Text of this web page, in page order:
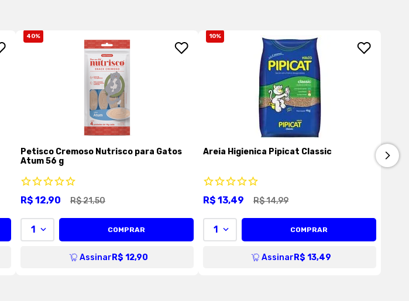
40%
Petisco Cremoso Nutrisco para Gatos
Atum 56 g
R$21,50
R$ 12,90
1 COMPRAR
Assinar R$ 12,90
10%
Areia Higienica Pipicat Classic
R$14,99
R$ 13,49
1 COMPRAR
Assinar R$ 13,49